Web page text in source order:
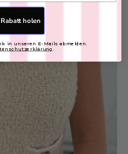
holen
in unseren E-Mails abmelden.
.